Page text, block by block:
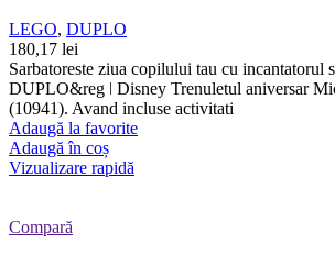
LEGO, DUPLO
180,17 lei
Sarbatoreste ziua copilului tau cu incantatorul
DUPLO&reg ǀ Disney Trenuletul aniversar
(10941). Avand incluse activitati
Adaugă la favorite
Adaugă în coș
Vizualizare rapidă
Compară